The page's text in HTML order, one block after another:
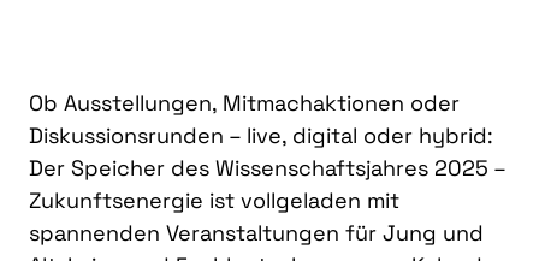
Ob Ausstellungen, Mitmachaktionen oder
Diskussionsrunden – live, digital oder hybrid:
Der Speicher des Wissenschaftsjahres 2025 –
Zukunftsenergie ist vollgeladen mit
spannenden Veranstaltungen für Jung und